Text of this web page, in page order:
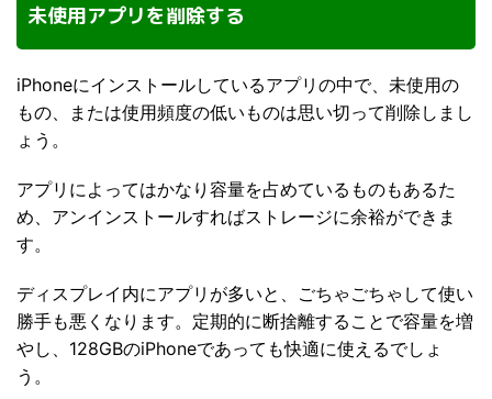
未使用アプリを削除する
iPhoneにインストールしているアプリの中で、未使用の
もの、または使用頻度の低いものは思い切って削除しまし
ょう。
アプリによってはかなり容量を占めているものもあるた
め、アンインストールすればストレージに余裕ができま
す。
ディスプレイ内にアプリが多いと、ごちゃごちゃして使い
勝手も悪くなります。定期的に断捨離することで容量を増
やし、128GBのiPhoneであっても快適に使えるでしょ
う。